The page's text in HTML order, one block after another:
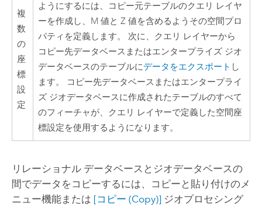
複
数
の
座
標
設
定
ようにするには、コピー元テーブルのクエリ レイヤ
ーを作成し、M 値と Z 値を含めるようその空間プロ
パティを定義します。 次に、クエリ レイヤーから
コピー先データベースまたはエンタープライズ ジオ
データベースのテーブルにデータをエクスポート し
ます。 コピー先データベースまたはエンタープライ
ズ ジオデータベースに作成されたテーブルのすべて
のフィーチャが、クエリ レイヤーで定義した空間座
標設定を使用するようになります。
リレーショナル データベースとジオデータベースの
間でデータをコピーするには、コピーと貼り付けのメ
ニュー機能または [コピー (Copy)]ジオプロセシング